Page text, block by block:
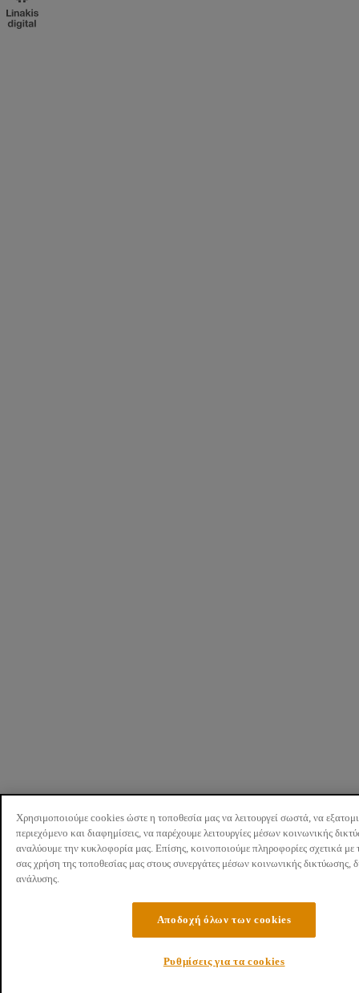
Χρησιμοποιούμε cookies ώστε η τοποθεσία μας να λειτουργεί σωστά, να
περιεχόμενο και διαφημίσεις, να παρέχουμε λειτουργίες μέσων κοινωνικής
αναλύουμε την κυκλοφορία μας. Επίσης, κοινοποιούμε πληροφορίες σχετικά με
σας χρήση της τοποθεσίας μας στους συνεργάτες μέσων κοινωνικής δικτύωσης,
ανάλυσης.
Αποδοχή όλων των cookies
Ρυθμίσεις για τα cookies